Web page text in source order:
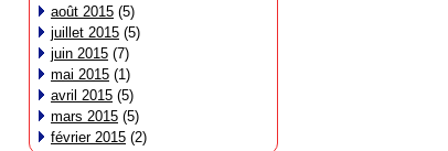
août 2015 (5)
juillet 2015 (5)
juin 2015 (7)
mai 2015 (1)
avril 2015 (5)
mars 2015 (5)
février 2015 (2)